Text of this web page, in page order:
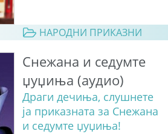
НАРОДНИ ПРИКАЗНИ
Снежана и седумте
џуџиња (аудио)
Драги дечиња, слушнете
ја приказната за Снежана
и седумте џуџиња!